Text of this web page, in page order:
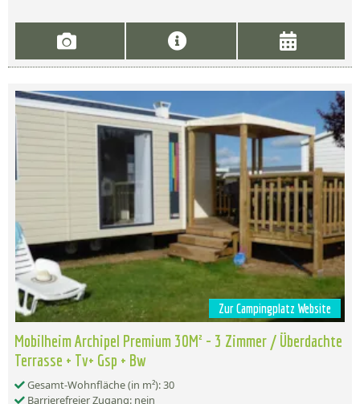
Zur Campingplatz Website
Mobilheim Archipel Premium 30M² - 3 Zimmer / Überdachte
Terrasse + Tv+ Gsp + Bw
Gesamt-Wohnfläche (in m²): 30
Barrierefreier Zugang: nein